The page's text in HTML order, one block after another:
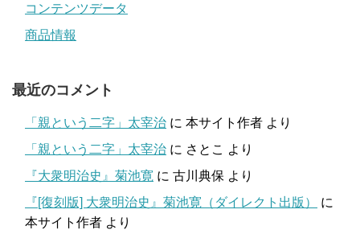
コンテンツデータ
商品情報
最近のコメント
「親という二字」太宰治 に 本サイト作者 より
「親という二字」太宰治 に さとこ より
『大衆明治史』菊池寛 に 古川典保 より
『[復刻版] 大衆明治史』菊池寛（ダイレクト出版）
に
本サイト作者 より